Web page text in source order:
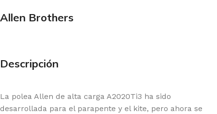
Allen Brothers
Descripción
La polea Allen de alta carga A2020Ti3 ha sido
desarrollada para el parapente y el kite, pero ahora se